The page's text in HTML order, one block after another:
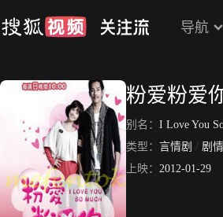
导航
粉爱粉爱
别名： I Love You
类型： 言情剧 / 剧
上映： 2012-01-29